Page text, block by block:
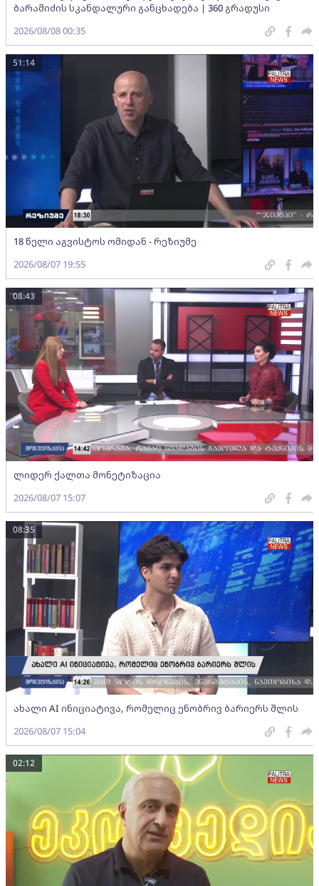
ბარამიძის სკანდალური განცხადება | 360 გრადუსი
2026/08/08 00:35
18 წელი აგვისტოს ომიდან - რეზიუმე
51:14
2026/08/07 19:55
ლიდერ ქალთა მონეტიზაცია
08:43
2026/08/07 15:07
ახალი AI ინიციატივა, რომელიც ენობრივ ბარიერს შლის
08:35
2026/08/07 15:04
02:12